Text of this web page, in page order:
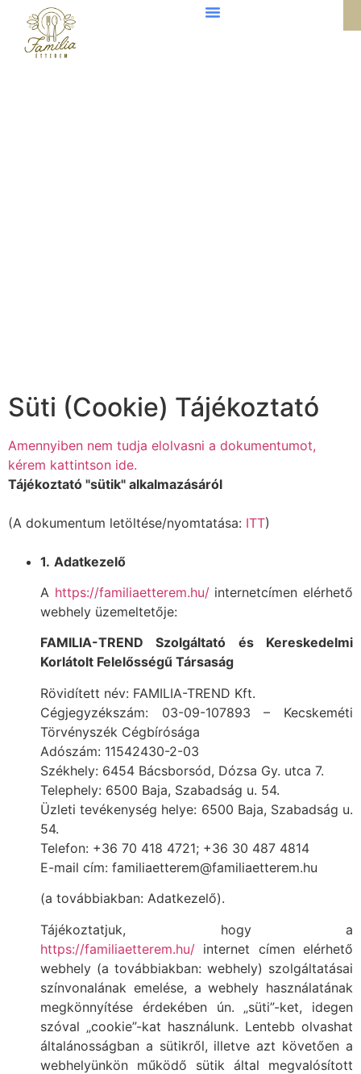
Süti (Cookie) Tájékoztató
Amennyiben nem tudja elolvasni a dokumentumot,
kérem kattintson ide.
Tájékoztató "sütik" alkalmazásáról
(A dokumentum letöltése/nyomtatása: ITT)
1. Adatkezelő
A https://familiaetterem.hu/internetcímen elérhető
webhely üzemeltetője:
FAMILIA-TREND Szolgáltató és Kereskedelmi
Korlátolt Felelősségű Társaság
Rövidített név: FAMILIA-TREND Kft.
Cégjegyzékszám: 03-09-107893 – Kecskeméti
Törvényszék Cégbírósága
Adószám: 11542430-2-03
Székhely: 6454 Bácsborsód, Dózsa Gy. utca 7.
Telephely: 6500 Baja, Szabadság u. 54.
Üzleti tevékenység helye: 6500 Baja, Szabadság u.
54.
Telefon: +36 70 418 4721; +36 30 487 4814
E-mail cím: familiaetterem@familiaetterem.hu
(a továbbiakban: Adatkezelő).
Tájékoztatjuk, hogy a
https://familiaetterem.hu/ internet címen elérhető
webhely (a továbbiakban: webhely) szolgáltatásai
színvonalának emelése, a webhely használatának
megkönnyítése érdekében ún. „süti”-ket, idegen
szóval „cookie”-kat használunk. Lentebb olvashat
általánosságban a sütikről, illetve azt követően a
webhelyünkön működő sütik által megvalósított